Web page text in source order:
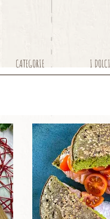
CATEGORIE I DOLCI